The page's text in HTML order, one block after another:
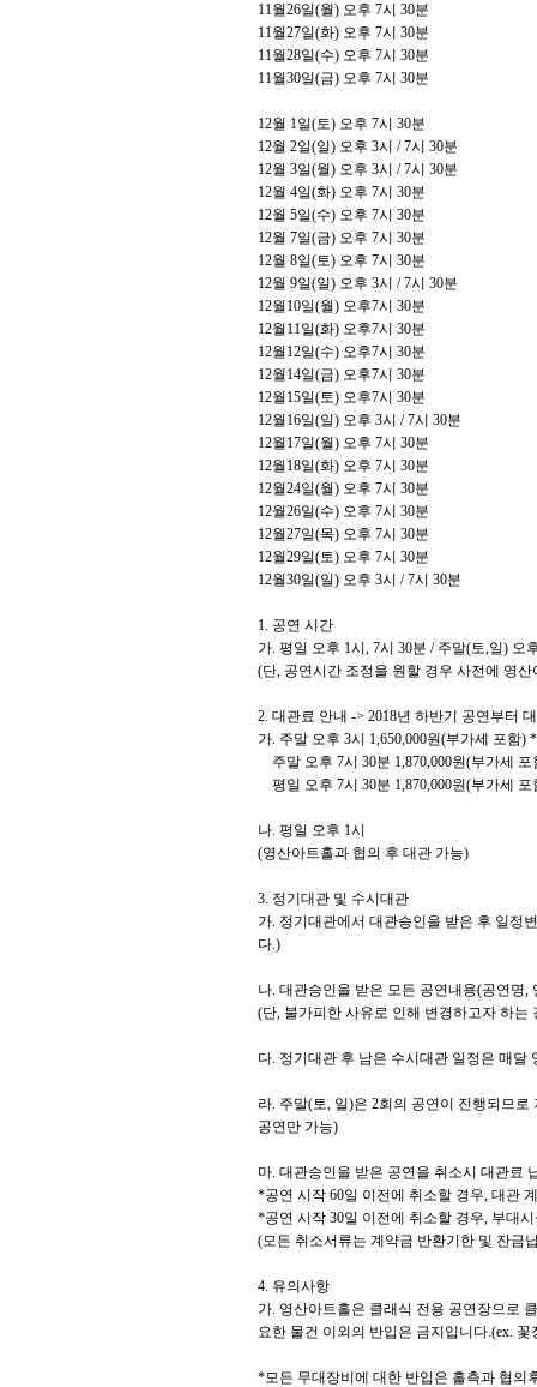
11월26일(월) 오후 7시 30분
11월27일(화) 오후 7시 30분
11월28일(수) 오후 7시 30분
11월30일(금) 오후 7시 30분
12월 1일(토) 오후 7시 30분
12월 2일(일) 오후 3시 / 7시 30분
12월 3일(월) 오후 3시 / 7시 30분
12월 4일(화) 오후 7시 30분
12월 5일(수) 오후 7시 30분
12월 7일(금) 오후 7시 30분
12월 8일(토) 오후 7시 30분
12월 9일(일) 오후 3시 / 7시 30분
12월 10일(월) 오후7시 30분
12월 11일(화) 오후7시 30분
12월 12일(수) 오후7시 30분
12월 14일(금) 오후7시 30분
12월 15일(토) 오후7시 30분
12월 16일(일) 오후 3시 / 7시 30분
12월 17일(월) 오후 7시 30분
12월 18일(화) 오후 7시 30분
12월24일(월) 오후 7시 30분
12월26일(수) 오후 7시 30분
12월27일(목) 오후 7시 30분
12월29일(토) 오후 7시 30분
12월30일(일) 오후 3시 / 7시 30분
1. 공연 시간
가. 평일 오후 1시 , 7시 30분 / 주말(토,일) 오
(단, 공연시간 조정을 원할 경우 사전에 영
2. 대관료 안내 -> 2018년 하반기 공연부터
가. 주말 오후 3시 1,650,000원(부가세 포함)
주말 오후 7시 30분 1,870,000원(부가세 포
평일 오후 7시 30분 1,870,000원(부가세 포
나. 평일 오후 1시
(영산아트홀과 협의 후 대관 가능)
3. 정기대관 및 수시대관
가. 정기대관에서 대관승인을 받은 후 일정
다.)
나. 대관승인을 받은 모든 공연내용(공연명,
(단, 불가피한 사유로 인해 변경하고자 하
다. 정기대관 후 남은 수시대관 일정은 매달
라. 주말(토, 일)은 2회의 공연이 진행되므로
공연만 가능)
마. 대관승인을 받은 공연을 취소시 대관료
*공연 시작 60일 이전에 취소할 경우, 대관
*공연 시작 30일 이전에 취소할 경우, 부대
(모든 취소서류는 계약금 반환기한 및 잔금
4. 유의사항
가. 영산아트홀은 클래식 전용 공연장으로
요한 물건 이외의 반입은 금지입니다.(ex. 꽃
*모든 무대장비에 대한 반입은 홀측과 협의